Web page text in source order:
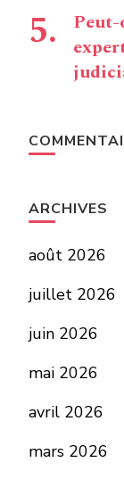
ARCHIVES
août 2026
juillet 2026
juin 2026
mai 2026
avril 2026
mars 2026